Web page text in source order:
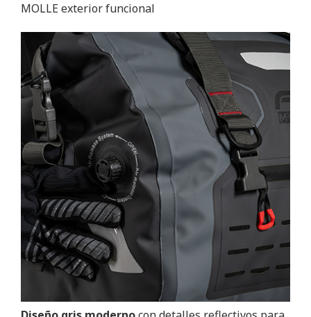
MOLLE exterior funcional